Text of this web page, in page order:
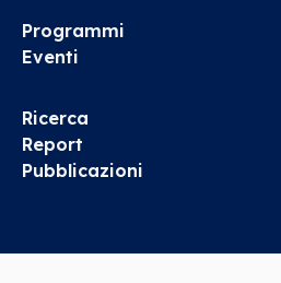
Programmi
Eventi
Ricerca
Report
Pubblicazioni